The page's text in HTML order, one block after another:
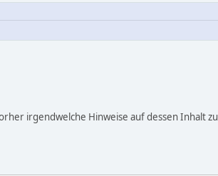
irgendwelche Hinweise auf dessen Inhalt zu